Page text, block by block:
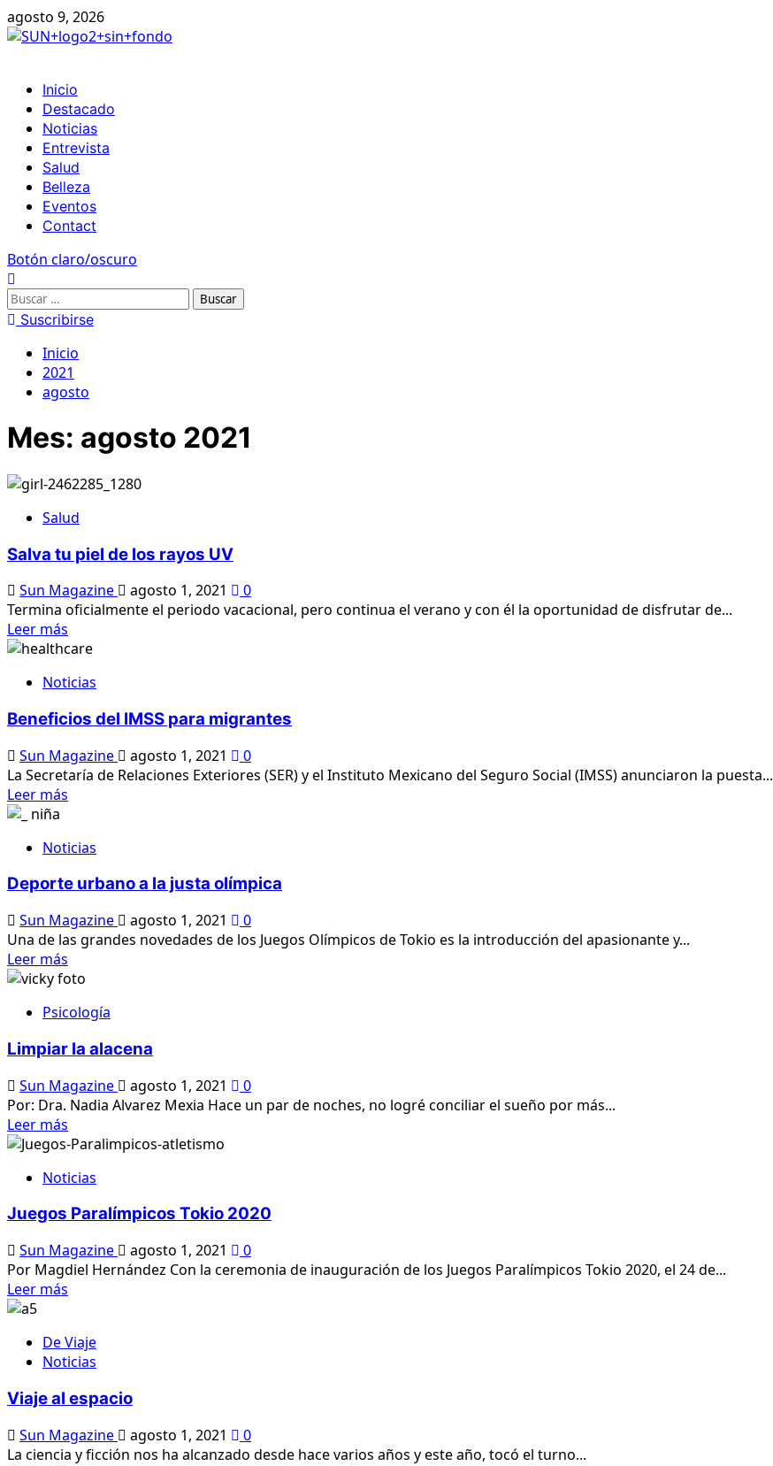
Ir
al
agosto 9, 2026
Menú
principal
Inicio
Destacado
Noticias
Entrevista
Salud
Belleza
Eventos
Contact
Botón claro/oscuro
Buscar:
Suscribirse
Inicio
2021
agosto
Mes: agosto 2021
Salud
Salva tu piel de los rayos UV
Sun Magazine agosto 1, 2021
0
Termina oficialmente el periodo vacacional, pero continua el verano y con él la oportunidad de disfrutar de...
Leer más
más
Salva
piel
los
rayos
UV
Noticias
Beneficios del IMSS para migrantes
Sun Magazine agosto 1, 2021
0
La Secretaría de Relaciones Exteriores (SER) y el Instituto Mexicano del Seguro Social (IMSS) anunciaron la puesta...
Leer más
Beneficios
IMSS
para
migrantes
Noticias
Deporte urbano a la justa olímpica
Sun Magazine agosto 1, 2021
0
Una de las grandes novedades de los Juegos Olímpicos de Tokio es la introducción del apasionante y...
Leer más
más
Deporte
a
justa
olímpica
Psicología
Limpiar la alacena
Sun Magazine agosto 1, 2021
0
Por: Dra. Nadia Alvarez Mexia Hace un par de noches, no logré conciliar el sueño por más...
Leer más
más
Limpiar
alacena
Noticias
Juegos Paralímpicos Tokio 2020
Sun Magazine agosto 1, 2021
0
Por Magdiel Hernández Con la ceremonia de inauguración de los Juegos Paralímpicos Tokio 2020, el 24 de...
Leer más
Juegos
Paralímpicos
2020
De Viaje
Noticias
Viaje al espacio
Sun Magazine agosto 1, 2021
0
La ciencia y ficción nos ha alcanzado desde hace varios años y este año, tocó el turno...